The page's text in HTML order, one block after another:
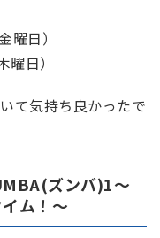
曜日）
日）
て気持ち良かったで
ズンバ)1～
ム！～